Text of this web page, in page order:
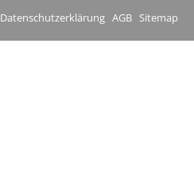
Datenschutzerklärung AGB Sitemap